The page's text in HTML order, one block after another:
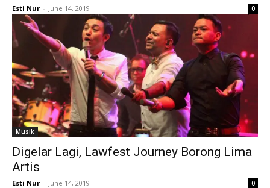
Esti Nur - June 14, 2019 0
Musik
Digelar Lagi, Lawfest Journey Borong Lima
Artis
Esti Nur - June 14, 2019 0